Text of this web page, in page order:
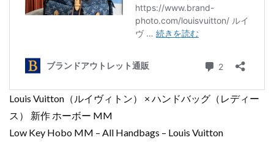
Louis Vuitton（ルイヴィトン） × ハンドバッグ（レディー
ス） 新作 ホーボー MM
Low Key Hobo MM – All Handbags – Louis Vuitton